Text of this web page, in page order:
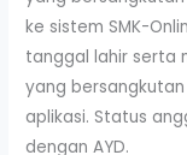
ke sistem SMK-
tanggal lahir serta
yang
aplikasi. Status
dengan AYD.